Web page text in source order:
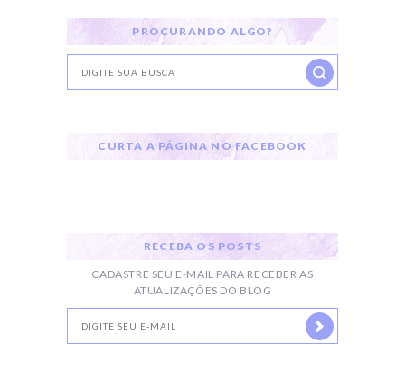
PROCURANDO ALGO?
CURTA A PÁGINA NO FACEBOOK
RECEBA OS POSTS
CADASTRE SEU E-MAIL PARA RECEBER AS
ATUALIZAÇÕES DO BLOG